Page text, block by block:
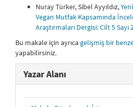
Nuray Türker, Sibel Ayyıldız,
Vegan Mutfak Kapsamında
Araştırmaları Dergisi: Cilt 5 Sayı
Bu makale için ayrıca gelişmiş bir
yapabilirsiniz.
Yazar Alanı